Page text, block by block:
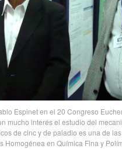
Espinet en el 20 Congreso
mucho interés el estudio del
de cinc y de paladio es una de
en Química Fina y